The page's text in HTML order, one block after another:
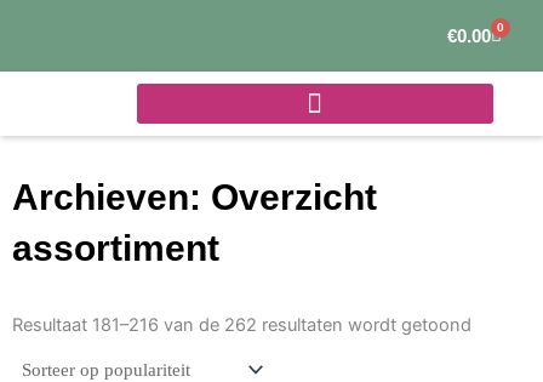
de
€0.00 0
Archieven: Overzicht
assortiment
Resultaat 181–216 van de 262 resultaten wordt getoond